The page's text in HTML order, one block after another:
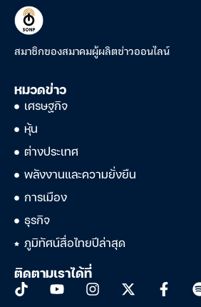
สมาชิกของสมาคมผู้ผลิตข่าวออนไลน์
หมวดข่าว
เศรษฐกิจ
หุ้น
ต่างประเทศ
พลังงานและความยั่งยืน
การเมือง
ธุรกิจ
ภูมิทัศน์สื่อไทยปีล่าสุด
ติดตามเราได้ที่